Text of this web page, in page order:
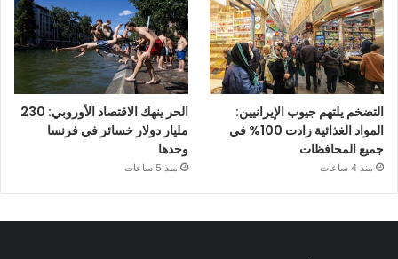
التضخم يلتهم جيوب الإيرانيين:
المواد الغذائية زادت 100% في
جميع المحافظات
منذ 4 ساعات
الحر ينهك الاقتصاد الأوروبي: 230
مليار دولار خسائر في فرنسا
وحدها
منذ 5 ساعات